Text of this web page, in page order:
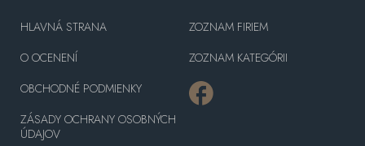
HLAVNÁ STRANA
O OCENENÍ
OBCHODNÉ PODMIENKY
ZÁSADY OCHRANY OSOBNÝCH
ÚDAJOV
ZOZNAM FIRIEM
ZOZNAM KATEGÓRII